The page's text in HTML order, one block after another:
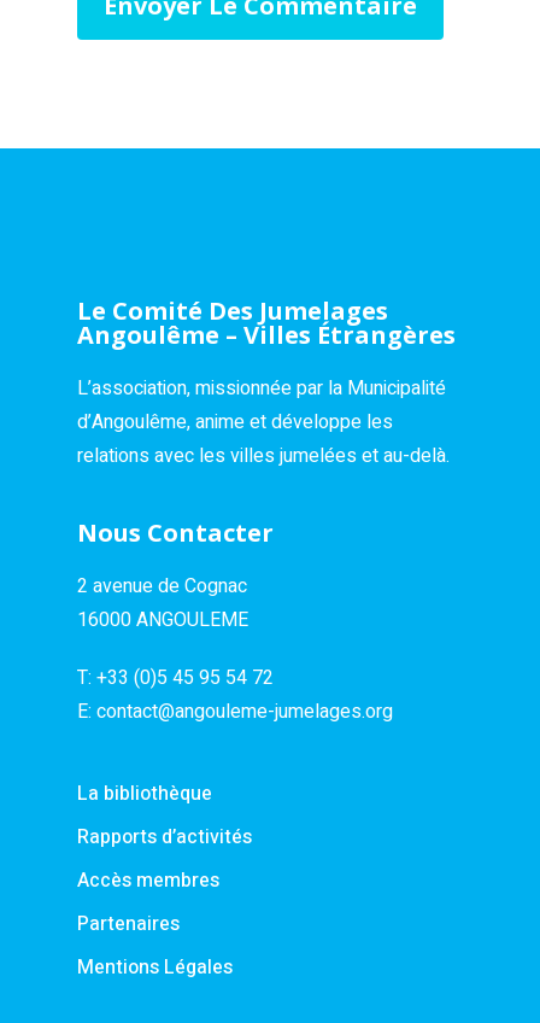
Le Comité Des Jumelages
Angoulême – Villes Étrangères
L’association, missionnée par la Municipalité
d’Angoulême, anime et développe les
relations avec les villes jumelées et au-delà.
Nous Contacter
2 avenue de Cognac
16000 ANGOULEME
T: +33 (0)5 45 95 54 72
E: contact@angouleme-jumelages.org
La bibliothèque
Rapports d’activités
Accès membres
Partenaires
Mentions Légales